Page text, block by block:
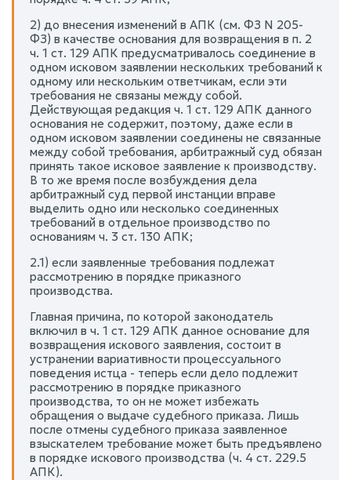
2) до внесения изменений в АПК (см. ФЗ N 205-
ФЗ) в качестве основания для возвращения в п. 2
ч. 1 ст. 129 АПК предусматривалось соединение в
одном исковом заявлении нескольких требований к
одному или нескольким ответчикам, если эти
требования не связаны между собой.
Действующая редакция ч. 1 ст. 129 АПК данного
основания не содержит, поэтому, даже если в
одном исковом заявлении соединены не связанные
между собой требования, арбитражный суд обязан
принять такое исковое заявление к производству.
В то же время после возбуждения дела
арбитражный суд первой инстанции вправе
выделить одно или несколько соединенных
требований в отдельное производство по
основаниям ч. 3 ст. 130 АПК;
2.1) если заявленные требования подлежат
рассмотрению в порядке приказного
производства.
Главная причина, по которой законодатель
включил в ч. 1 ст. 129 АПК данное основание для
возвращения искового заявления, состоит в
устранении вариативности процессуального
поведения истца - теперь если дело подлежит
рассмотрению в порядке приказного
производства, то он не может избежать
обращения о выдаче судебного приказа. Лишь
после отмены судебного приказа заявленное
взыскателем требование может быть предъявлено
в порядке искового производства (ч. 4 ст. 229.5
АПК).